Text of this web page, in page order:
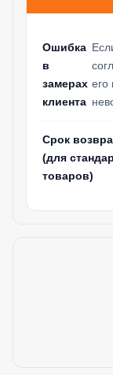
Ошибка
в
замерах
клиента
его
Срок
(для
товаров)